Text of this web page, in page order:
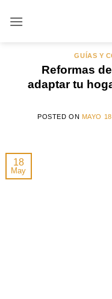
ARCHIVOS DE
GUÍAS Y
Reformas
adaptar tu
POSTED ON MAYO
18
May